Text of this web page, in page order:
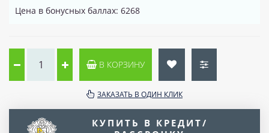
Цена в бонусных баллах: 6268
В КОРЗИНУ
ЗАКАЗАТЬ В ОДИН КЛИК
КУПИТЬ В КРЕДИТ/